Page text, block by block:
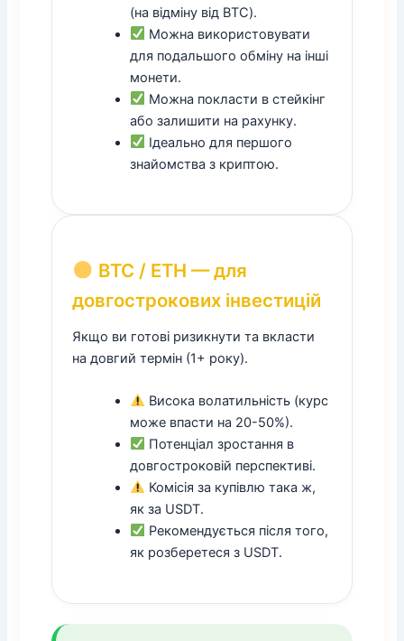
(на відміну від BTC).
Можна використовувати
для подальшого обміну на інші
монети.
Можна покласти в стейкінг
або залишити на рахунку.
Ідеально для першого
знайомства з криптою.
BTC / ETH — для
довгострокових інвестицій
Якщо ви готові ризикнути та вкласти
на довгий термін (1+ року).
Висока волатильність (курс
може впасти на 20-50%).
Потенціал зростання в
довгостроковій перспективі.
Комісія за купівлю така ж,
як за USDT.
Рекомендується після того,
як розберетеся з USDT.